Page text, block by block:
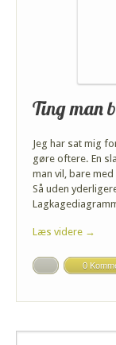
Ting man
Jeg har sat mig
gøre oftere. En
man vil, bare
Så uden
Læs videre →
0